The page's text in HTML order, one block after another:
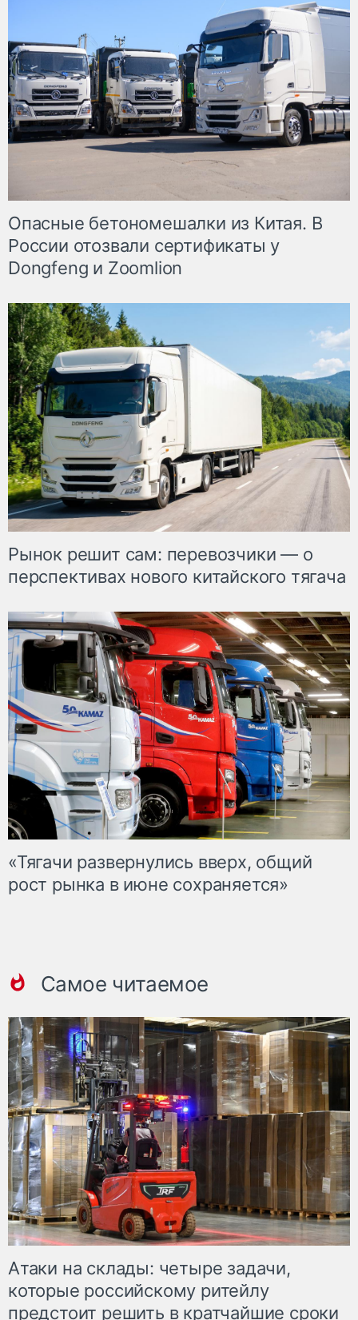
Опасные бетономешалки из Китая. В
России отозвали сертификаты у
Dongfeng и Zoomlion
Рынок решит сам: перевозчики — о
перспективах нового китайского тягача
«Тягачи развернулись вверх, общий
рост рынка в июне сохраняется»
Самое читаемое
Атаки на склады: четыре задачи,
которые российскому ритейлу
предстоит решить в кратчайшие сроки